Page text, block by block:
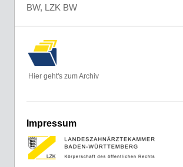
BW, LZK BW
Hier geht's zum Archiv
Impressum